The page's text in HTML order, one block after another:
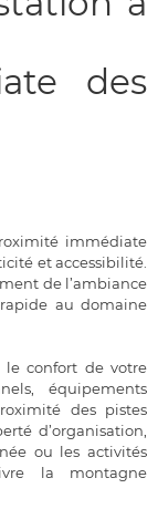
des
immédiate
et accessibilité.
de l’ambiance
au domaine
le confort de votre
équipements
des pistes
d’organisation,
ou les activités
la montagne